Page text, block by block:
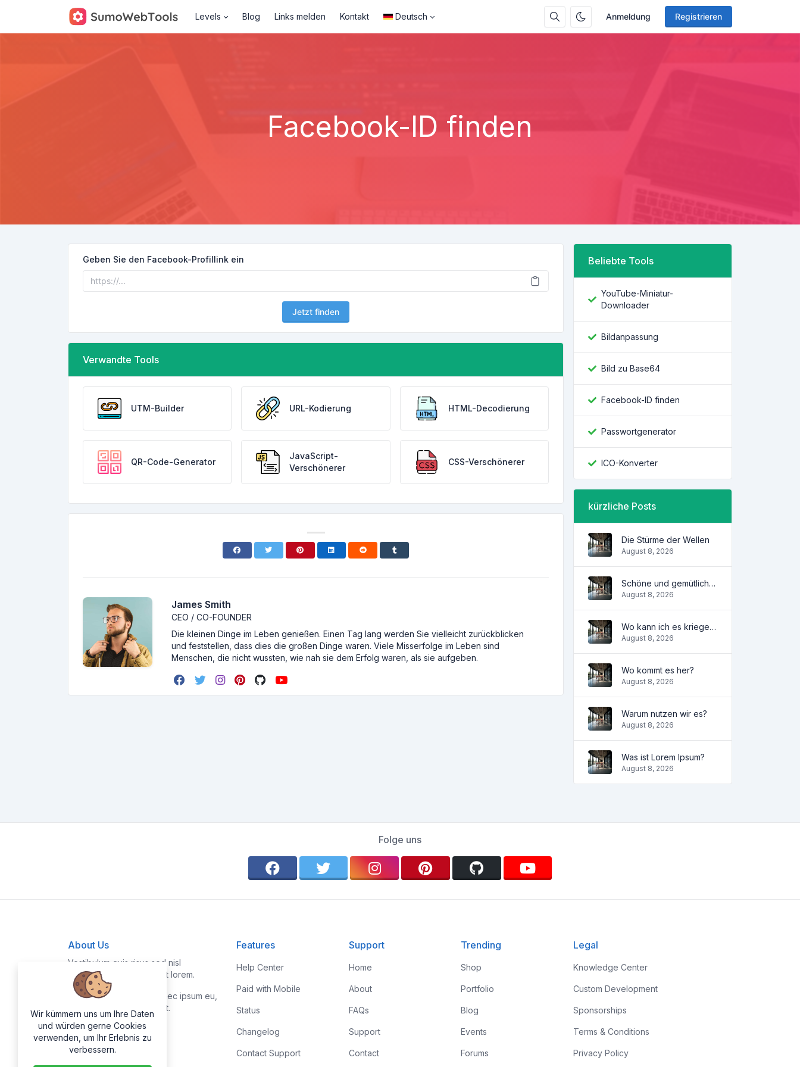
Anmeldung Registrieren
Levels Blog Links melden Kontakt Deutsch
Facebook-ID finden
Geben Sie den Facebook-Profillink ein
Jetzt finden
Verwandte Tools
UTM-Builder URL-Kodierung HTML-Decodierung
QR-Code-Generator
JavaScript-
Verschönerer
CSS-Verschönerer
James Smith
CEO / CO-FOUNDER
Die kleinen Dinge im Leben genießen. Einen Tag lang werden Sie vielleicht zurückblicken
und feststellen, dass dies die großen Dinge waren. Viele Misserfolge im Leben sind
Menschen, die nicht wussten, wie nah sie dem Erfolg waren, als sie aufgeben.
Beliebte Tools
YouTube-Miniatur-
Downloader
Bildanpassung
Bild zu Base64
Facebook-ID finden
Passwortgenerator
ICO-Konverter
kürzliche Posts
Die Stürme der Wellen
August 8, 2026
Schöne und gemütliche Wohnung
August 8, 2026
Wo kann ich es kriegen?
August 8, 2026
Wo kommt es her?
August 8, 2026
Warum nutzen wir es?
August 8, 2026
Was ist Lorem Ipsum?
August 8, 2026
Folge uns
About Us
Vestibulum quis risus sed nisl
pellentesque aliquet et et lorem.
Fusce nibh nisl, gravida nec ipsum eu,
feugiat condimentum velit.
Features
Help Center
Paid with Mobile
Status
Changelog
Contact Support
Support
Home
About
FAQs
Support
Contact
Trending
Shop
Portfolio
Blog
Events
Forums
Legal
Knowledge Center
Custom Development
Sponsorships
Terms & Conditions
Privacy Policy
Wir kümmern uns um Ihre Daten
und würden gerne Cookies
verwenden, um Ihr Erlebnis zu
verbessern.